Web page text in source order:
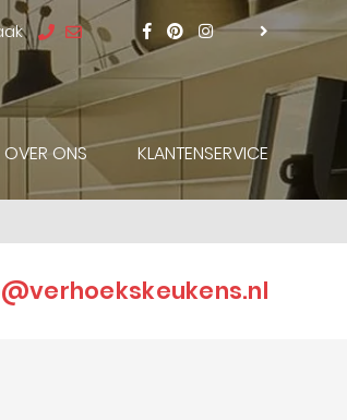
OVER ONS KLANTENSERVICE